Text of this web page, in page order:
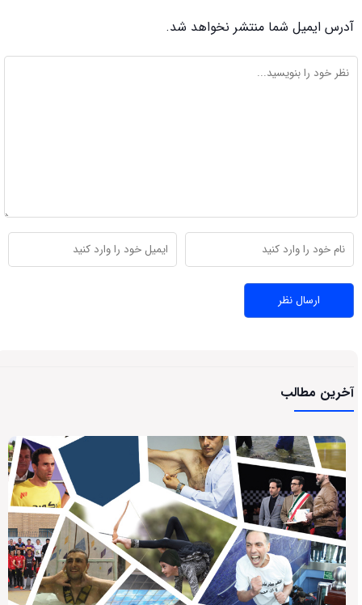
آخرین مطالب
آدرس ایمیل شما منتشر نخواهد شد.